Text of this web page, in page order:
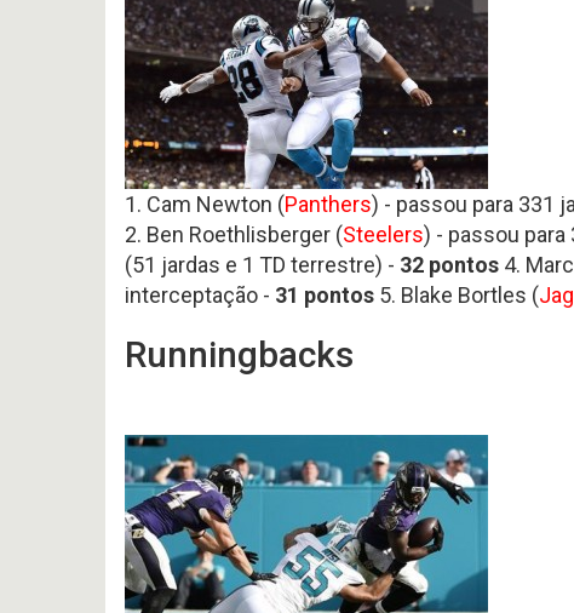
Noticias
Variedades
offseason
OFFSEASON
2026
–
Questões
Free
Agents
2026
Avaliação
da
Temporada
616
-
Preview
2026
AFC
EAST
HEAD
COACH
2026
–
1. Cam Newton (Panthers) - passou para 331
2. Ben Roethlisberger (Steelers) - passou para
(51 jardas e 1 TD terrestre) - 32 pontos 4.
interceptação - 31 pontos 5. Blake Bortles (
Runningbacks